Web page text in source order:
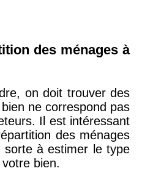
des ménages à
on doit trouver des
ne correspond pas
Il est intéressant
des ménages
à estimer le type
bien.